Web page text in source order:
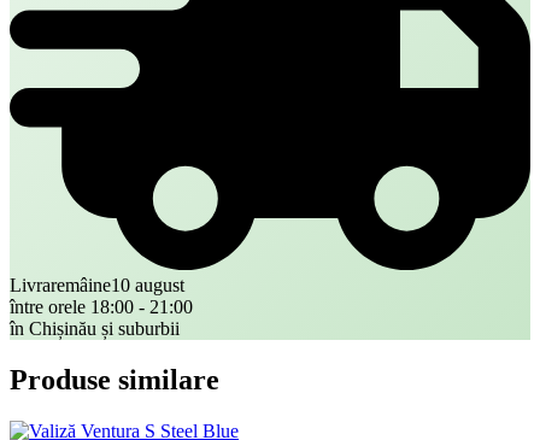
Livraremâine10 august
între orele 18:00 - 21:00
în Chișinău și suburbii
Produse similare